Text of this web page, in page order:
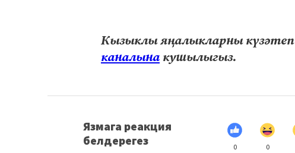
Кызыклы яңалыкларны күзәтеп
каналына кушылыгыз.
Язмага реакция
белдерегез
0 0